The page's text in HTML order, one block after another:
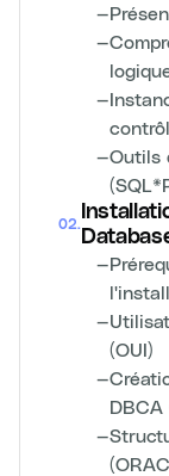
—
—
—
—Outils
02.
—
—
(OUI)
—
—